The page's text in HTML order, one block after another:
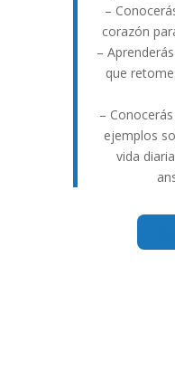
–
corazón
–
que
–
ejemplos
vida